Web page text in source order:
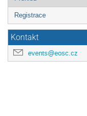
menu
Registrace
Kontakt
events@eosc.cz